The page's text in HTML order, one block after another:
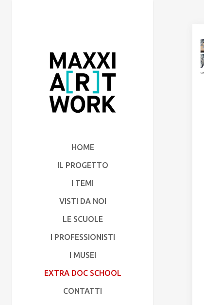
HOME
IL PROGETTO
I TEMI
VISTI DA NOI
LE SCUOLE
I PROFESSIONISTI
I MUSEI
EXTRA DOC SCHOOL
CONTATTI